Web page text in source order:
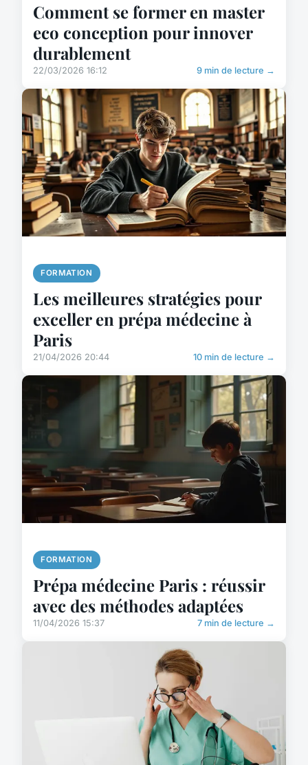
Comment se former en master
eco conception pour innover
durablement
22/03/2026 16:12 9 min de lecture →
FORMATION
Les meilleures stratégies pour
exceller en prépa médecine à
Paris
21/04/2026 20:44 10 min de lecture →
FORMATION
Prépa médecine Paris : réussir
avec des méthodes adaptées
11/04/2026 15:37 7 min de lecture →